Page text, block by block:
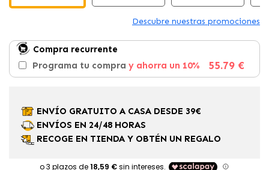
Descubre nuestras promociones
Compra recurrente
Programa tu compra y ahorra un 10% 55.79 €
ENVÍO GRATUITO A CASA DESDE 39€
ENVÍOS EN 24/48 HORAS
RECOGE EN TIENDA Y OBTÉN UN REGALO